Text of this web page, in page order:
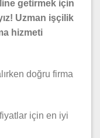
getirmek için
Uzman işçilik
hizmeti
doğru firma
için en iyi